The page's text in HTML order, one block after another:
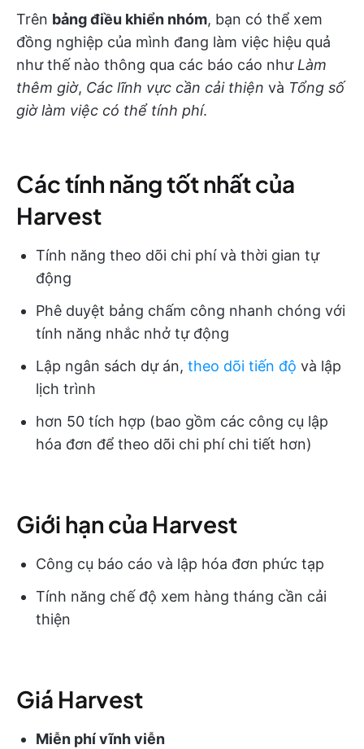
Trên bảng điều khiển nhóm, bạn có thể xem
đồng nghiệp của mình đang làm việc hiệu quả
như thế nào thông qua các báo cáo nhưLàm
thêm giờ, Các lĩnh vực cần cải thiện và Tổng số
giờ làm việc có thể tính phí.
Các tính năng tốt nhất của
Harvest
Tính năng theo dõi chi phí và thời gian tự
động
Phê duyệt bảng chấm công nhanh chóng với
tính năng nhắc nhở tự động
Lập ngân sách dự án, theo dõi tiến độ và lập
lịch trình
hơn 50 tích hợp (bao gồm các công cụ lập
hóa đơn để theo dõi chi phí chi tiết hơn)
Giới hạn của Harvest
Công cụ báo cáo và lập hóa đơn phức tạp
Tính năng chế độ xem hàng tháng cần cải
thiện
Giá Harvest
Miễn phí vĩnh viễn